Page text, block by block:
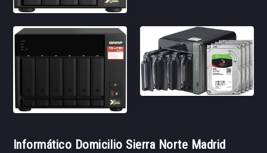
Informático Domicilio Sierra Norte Madrid